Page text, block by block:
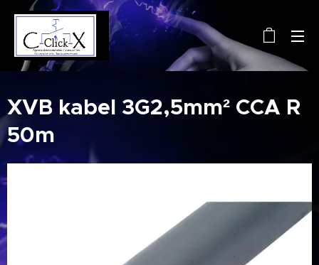
XVB kabel 3G2,5mm² CCA R
50m